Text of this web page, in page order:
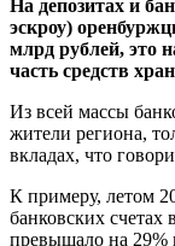
На депозитах и
эскроу)
млрд рублей, это
часть средств
Из всей массы
жители региона,
вкладах, что
К примеру, летом
банковских счетах
превышало на 29%